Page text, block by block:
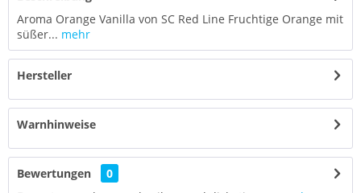
Aroma Orange Vanilla von SC Red Line Fruchtige Orange mit
süßer... mehr
Hersteller
Warnhinweise
Bewertungen
0